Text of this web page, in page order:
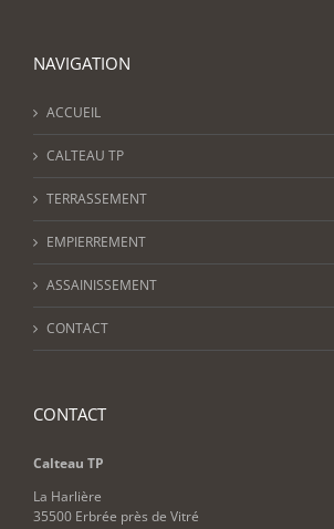
NAVIGATION
ACCUEIL
CALTEAU TP
TERRASSEMENT
EMPIERREMENT
ASSAINISSEMENT
CONTACT
CONTACT
Calteau TP
La Harlière
35500 Erbrée près de Vitré